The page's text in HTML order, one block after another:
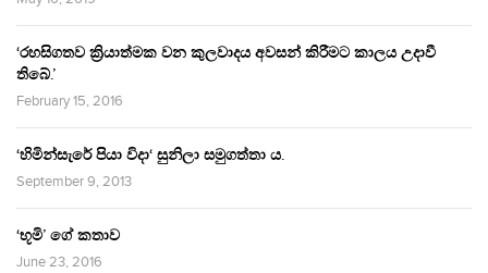
‘රහසිගතව ක්‍රියාත්මක වන කුලවාදය අවසන් කිරීමට කාලය උදාවී
තිබේ.’
February 15, 2016
‘හිමින්සැරේ පියා විදා‘ සුනිලා සමුගත්තා ය.
September 9, 2013
‘භූමි’ ගේ කතාව
June 23, 2016